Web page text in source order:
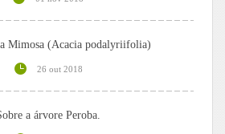
Mimosa (Acacia podalyriifolia)
26 out 2018
a árvore Peroba.